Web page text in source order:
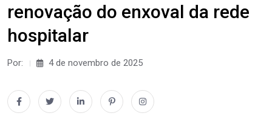
renovação do enxoval da rede
hospitalar
Por: 4 de novembro de 2025